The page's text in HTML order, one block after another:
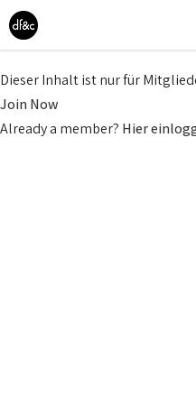
Dieser Inhalt ist nur für
Join Now
Already a member? Hier